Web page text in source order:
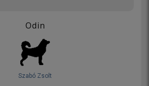
Odin
Szabó Zsolt